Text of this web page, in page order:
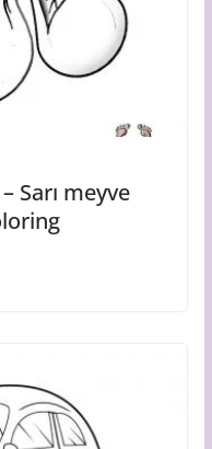
Sarı meyve